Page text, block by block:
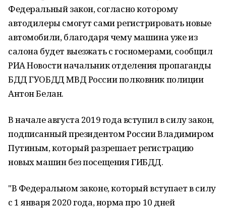
Федеральный закон, согласно которому
автодилеры смогут сами регистрировать новые
автомобили, благодаря чему машина уже из
салона будет выезжать с госномерами, сообщил
РИА Новости начальник отделения пропаганды
БДД ГУОБДД МВД России полковник полиции
Антон Белан.
В начале августа 2019 года вступил в силу закон,
подписанный президентом России Владимиром
Путиным, который разрешает регистрацию
новых машин без посещения ГИБДД.
"В Федеральном законе, который вступает в силу
с 1 января 2020 года, норма про 10 дней